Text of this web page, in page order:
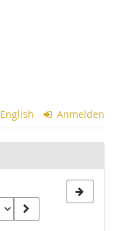
English Anmelden